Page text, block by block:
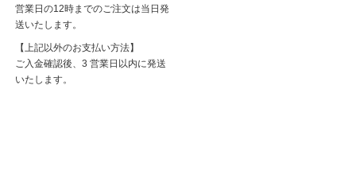
営業日の12時までのご注文は当日発
送いたします。
【上記以外のお支払い方法】
ご入金確認後、3 営業日以内に発送
いたします。